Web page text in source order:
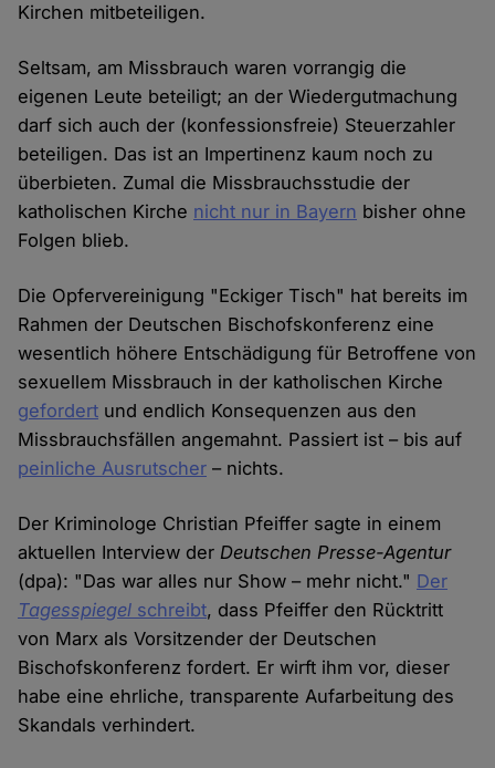
Kirchen mitbeteiligen.
Seltsam, am Missbrauch waren vorrangig die
eigenen Leute beteiligt; an der Wiedergutmachung
darf sich auch der (konfessionsfreie) Steuerzahler
beteiligen. Das ist an Impertinenz kaum noch zu
überbieten. Zumal die Missbrauchsstudie der
katholischen Kirche nicht nur in Bayern bisher ohne
Folgen blieb.
Die Opfervereinigung "Eckiger Tisch" hat bereits im
Rahmen der Deutschen Bischofskonferenz eine
wesentlich höhere Entschädigung für Betroffene von
sexuellem Missbrauch in der katholischen Kirche
gefordert und endlich Konsequenzen aus den
Missbrauchsfällen angemahnt. Passiert ist – bis auf
peinliche Ausrutscher – nichts.
Der Kriminologe Christian Pfeiffer sagte in einem
aktuellen Interview derDeutschen Presse-Agentur
(dpa): "Das war alles nur Show – mehr nicht." Der
Tagesspiegel schreibt, dass Pfeiffer den Rücktritt
von Marx als Vorsitzender der Deutschen
Bischofskonferenz fordert. Er wirft ihm vor, dieser
habe eine ehrliche, transparente Aufarbeitung des
Skandals verhindert.